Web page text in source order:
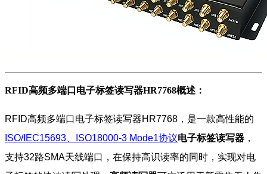
RFID高频多端口电子标签读写器HR7768概述：
RFID高频多端口电子标签读写器HR7768，是一款高性能的
ISO/IEC15693、ISO18000-3 Mode1协议电子标签读写器 ，
支持32路SMA天线端口，在保持高识读率的同时，实现对电